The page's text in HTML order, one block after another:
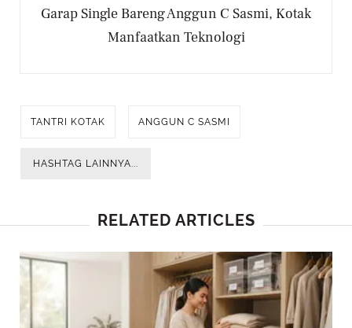
Garap Single Bareng Anggun C Sasmi, Kotak
Manfaatkan Teknologi
TANTRI KOTAK ANGGUN C SASMI
HASHTAG LAINNYA...
RELATED ARTICLES